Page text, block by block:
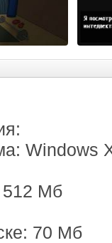
Windows
512 Мб
70 Мб